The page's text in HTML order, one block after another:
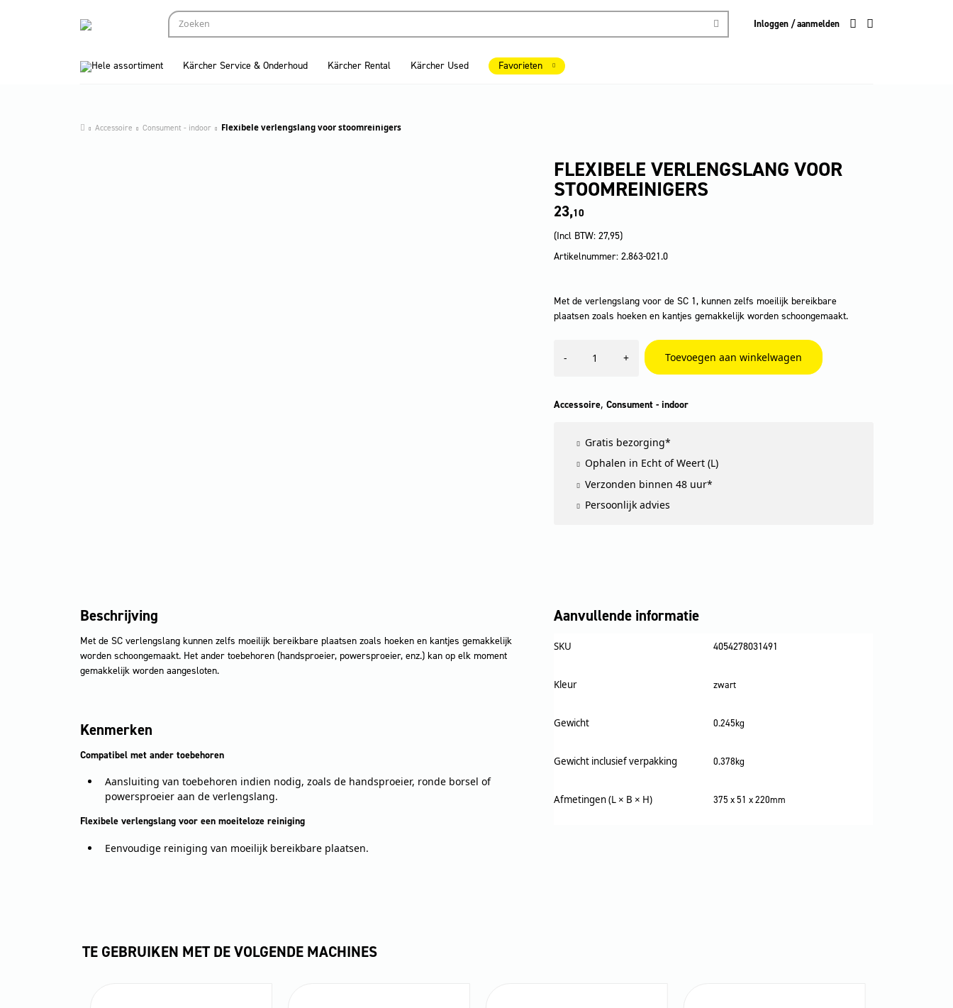
Inloggen / aanmelden
Hele assortiment Kärcher Service & Onderhoud Kärcher Rental Kärcher Used Favorieten
Accessoire Consument - indoor Flexibele verlengslang voor stoomreinigers
FLEXIBELE VERLENGSLANG VOOR
STOOMREINIGERS
23,10
(Incl BTW: 27,95)
Artikelnummer: 2.863-021.0
Met de verlengslang voor de SC 1, kunnen zelfs moeilijk bereikbare
plaatsen zoals hoeken en kantjes gemakkelijk worden schoongemaakt.
-
verlengslang
aantal
+ Toevoegen aan winkelwagen
Accessoire, Consument - indoor
Gratis bezorging*
Ophalen in Echt of Weert (L)
Verzonden binnen 48 uur*
Persoonlijk advies
Beschrijving
Met de SC verlengslang kunnen zelfs moeilijk bereikbare plaatsen zoals hoeken en kantjes gemakkelijk
worden schoongemaakt. Het ander toebehoren (handsproeier, powersproeier, enz.) kan op elk moment
gemakkelijk worden aangesloten.
Kenmerken
Compatibel met ander toebehoren
Aansluiting van toebehoren indien nodig, zoals de handsproeier, ronde borsel of
powersproeier aan de verlengslang.
Flexibele verlengslang voor een moeiteloze reiniging
Eenvoudige reiniging van moeilijk bereikbare plaatsen.
Aanvullende informatie
SKU 4054278031491
Kleur zwart
Gewicht 0.245kg
Gewicht inclusief verpakking 0.378kg
Afmetingen (L × B × H) 375 x 51 x 220mm
TE GEBRUIKEN MET DE VOLGENDE MACHINES